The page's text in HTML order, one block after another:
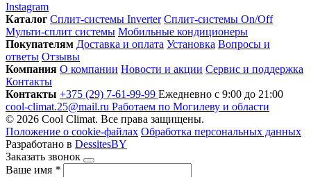
Instagram
Каталог Сплит-системы Inverter Сплит-системы On/Off
Мульти-сплит системы Мобильные кондиционеры
Покупателям Доставка и оплата Установка Вопросы и
ответы Отзывы
Компания О компании Новости и акции Сервис и поддержка
Контакты
Контакты +375 (29) 7-61-99-99 Ежедневно с 9:00 до 21:00
cool-climat.25@mail.ru Работаем по Могилеву и области
© 2026 Cool Climat. Все права защищены.
Положение о cookie-файлах Обработка персональных данных
Разработано в DessitesBY
Заказать звонок
Ваше имя *